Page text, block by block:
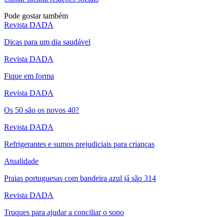
Pode gostar também
Revista DADA
Dicas para um dia saudável
Revista DADA
Fique em forma
Revista DADA
Os 50 são os novos 40?
Revista DADA
Refrigerantes e sumos prejudiciais para crianças
Atualidade
Praias portuguesas com bandeira azul já são 314
Revista DADA
Truques para ajudar a conciliar o sono